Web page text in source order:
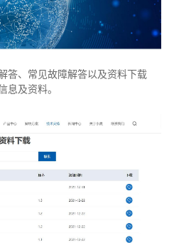
答、常见故障解答以及资料下载
息及资料。